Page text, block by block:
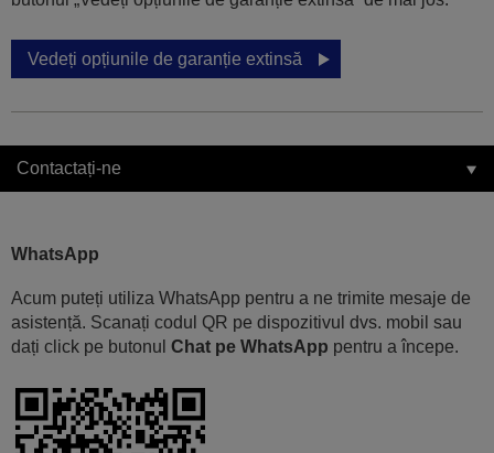
Vedeți opțiunile de garanție extinsă
Contactați-ne
WhatsApp
Acum puteți utiliza WhatsApp pentru a ne trimite mesaje de
asistență. Scanați codul QR pe dispozitivul dvs. mobil sau
dați click pe butonul Chat pe WhatsApp pentru a începe.